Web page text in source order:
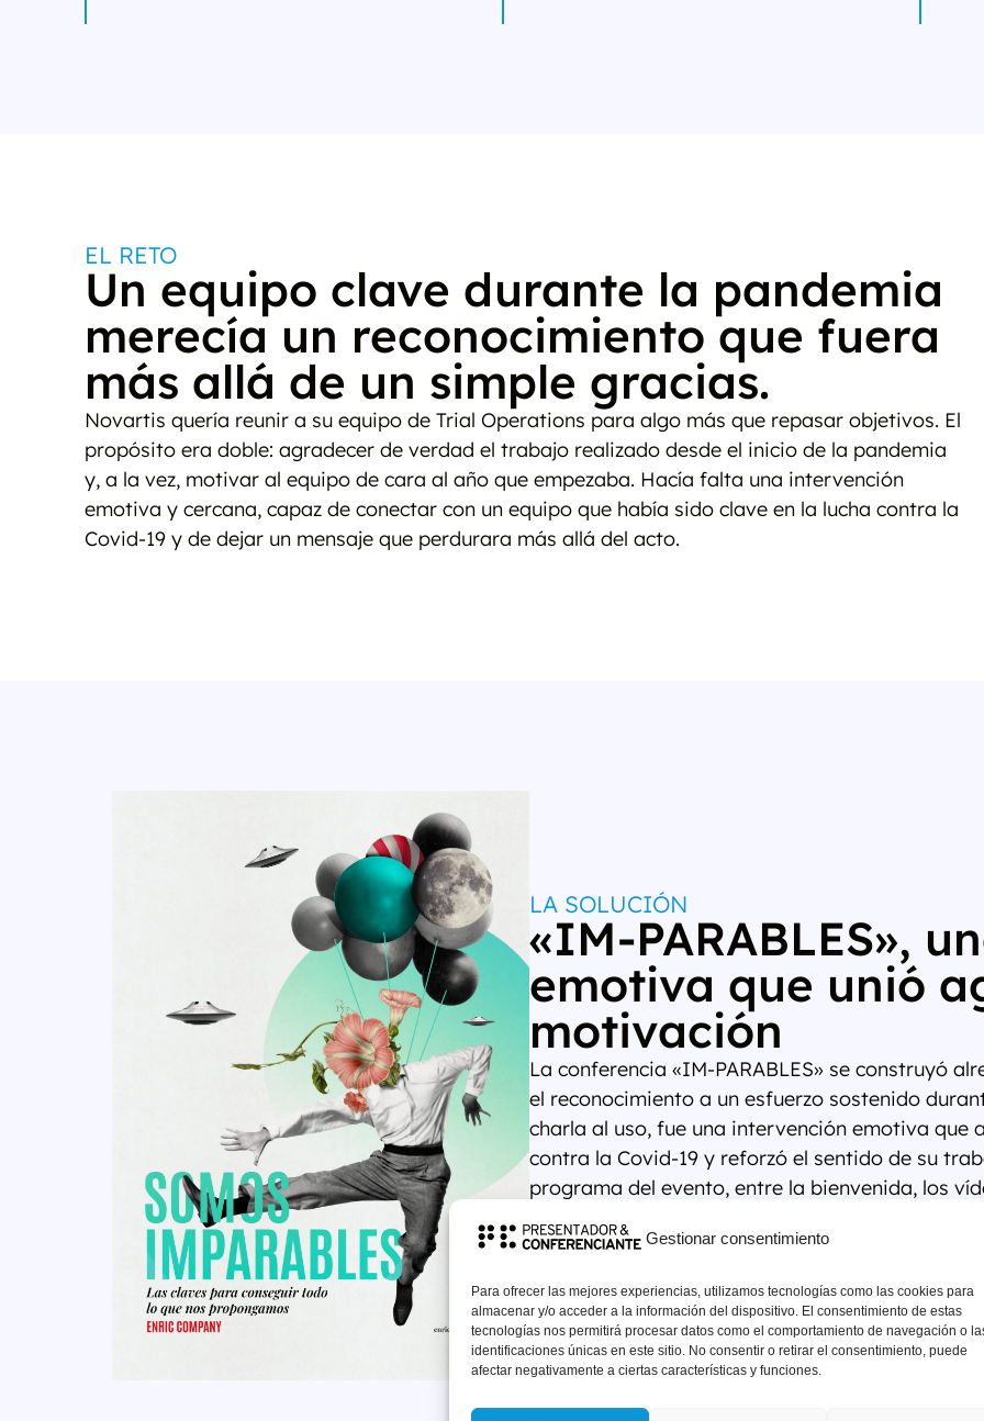
Gestionar consentimiento
Para ofrecer las mejores experiencias, utilizamos tecnologías como las cookies para
almacenar y/o acceder a la información del dispositivo. El consentimiento de estas
tecnologías nos permitirá procesar datos como el comportamiento de navegación o
identificaciones únicas en este sitio. No consentir o retirar el consentimiento, puede
afectar negativamente a ciertas características y funciones.
EL RETO
Un equipo clave durante la pandemia
merecía un reconocimiento que fuera
más allá de un simple gracias.
Novartis quería reunir a su equipo de Trial Operations para algo más que repasar objetivos. El
propósito era doble: agradecer de verdad el trabajo realizado desde el inicio de la pandemia
y, a la vez, motivar al equipo de cara al año que empezaba. Hacía falta una intervención
emotiva y cercana, capaz de conectar con un equipo que había sido clave en la lucha contra la
Covid-19 y de dejar un mensaje que perdurara más allá del acto.
LA SOLUCIÓN
«IM-PARABLES»,
emotiva que unió
motivación
La conferencia «IM-PARABLES» se construyó
el reconocimiento a un esfuerzo sostenido
charla al uso, fue una intervención emotiva que
contra la Covid-19 y reforzó el sentido de su
programa del evento, entre la bienvenida, los
calara y acompañara al equipo más allá de la